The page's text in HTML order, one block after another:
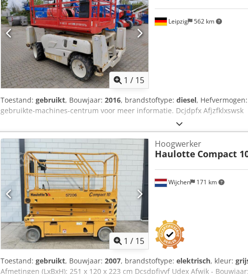
1 / 15
Leipzig 562 km
Toestand: gebruikt, Bouwjaar: 2016, brandstoftype: diesel,
gebruikte-machines-centrum voor meer informatie. Dcjdpfx Afjzfklxswsk
1 / 15
Wijchen 171 km
Hoogwerker
Haulotte Compact
Toestand: gebruikt, Bouwjaar: 2007, brandstoftype: elektrisch, kleur:
Afmetingen (LxBxH): 251 x 120 x 223 cm Dcsdpfjyvf Udex Afwjk -